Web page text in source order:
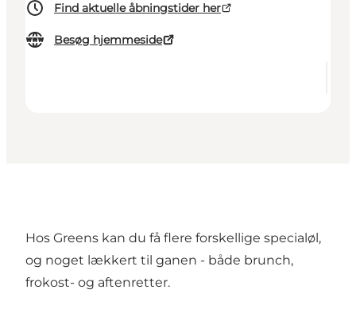
Find aktuelle åbningstider her
Besøg hjemmeside
Hos Greens kan du få flere forskellige specialøl,
og noget lækkert til ganen - både brunch,
frokost- og aftenretter.